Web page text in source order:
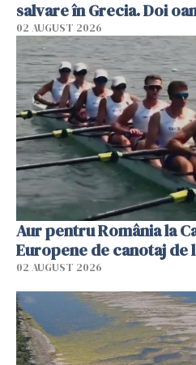
salvare în Grecia. Doi
02 AUGUST 2026
Aur pentru România la
Europene de canotaj de
02 AUGUST 2026